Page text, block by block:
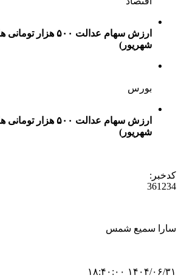
شهریور)
بورس
شهریور)
کدخبر:
361234
سارا سمیع شمس
۱۴۰۴/۰۶/۳۱ ۱۸:۴۰:۰۰